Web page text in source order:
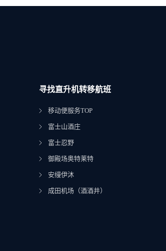
寻找直升机转移航班
移动便服务TOP
富士山酒庄
富士忍野
御殿场奥特莱特
安缦伊沐
成田机场（酒酒井）